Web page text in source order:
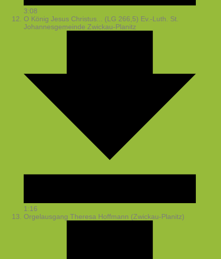
3:08
O König Jesus Christus... (LG 266,5) Ev.-Luth. St.
Johannesgemeinde Zwickau-Planitz
1:16
Orgelausgang Theresa Hoffmann (Zwickau-Planitz)